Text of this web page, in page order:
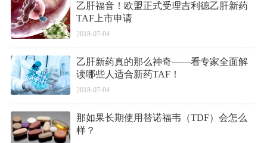
乙肝福音！欧盟正式受理吉利德乙肝新药
TAF上市申请
2018-07-04
乙肝新药真的那么神奇——看专家全面解
读哪些人适合新药TAF！
2018-07-04
那如果长期使用替诺福韦（TDF）会怎么
样？